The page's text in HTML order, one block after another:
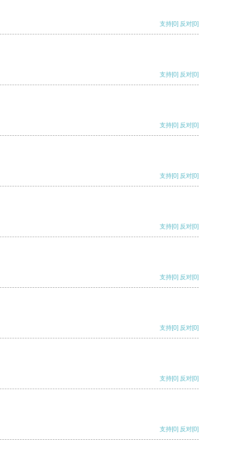
支持[0] 反对[0]
支持[0] 反对[0]
支持[0] 反对[0]
支持[0] 反对[0]
支持[0] 反对[0]
支持[0] 反对[0]
支持[0] 反对[0]
支持[0] 反对[0]
支持[0] 反对[0]